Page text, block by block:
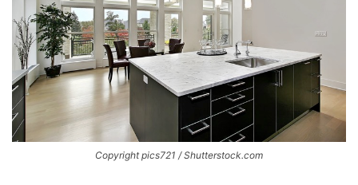
Copyright pics721 / Shutterstock.com